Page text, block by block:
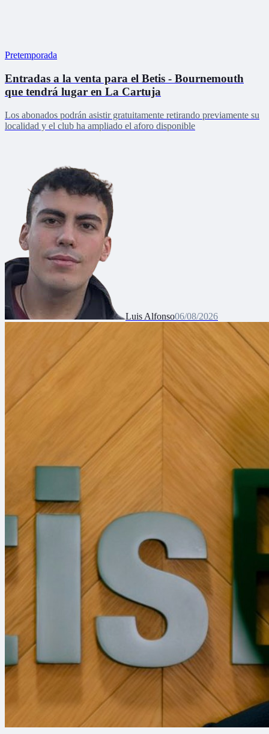
Pretemporada
Entradas a la venta para el Betis - Bournemouth
que tendrá lugar en La Cartuja
Los abonados podrán asistir gratuitamente retirando previamente su
localidad y el club ha ampliado el aforo disponible
Luis Alfonso06/08/2026